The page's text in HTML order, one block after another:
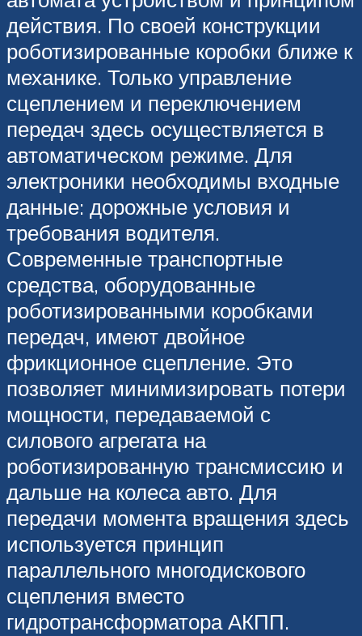
действия. По своей конструкции
роботизированные коробки ближе к
механике. Только управление
сцеплением и переключением
передач здесь осуществляется в
автоматическом режиме. Для
электроники необходимы входные
данные: дорожные условия и
требования водителя.
Современные транспортные
средства, оборудованные
роботизированными коробками
передач, имеют двойное
фрикционное сцепление. Это
позволяет минимизировать потери
мощности, передаваемой с
силового агрегата на
роботизированную трансмиссию и
дальше на колеса авто. Для
передачи момента вращения здесь
используется принцип
параллельного многодискового
сцепления вместо
гидротрансформатора АКПП.